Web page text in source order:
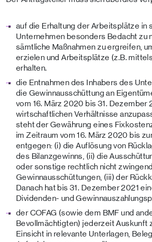
auf die Erhaltung der Arbeitsplätze in
Unternehmen besonders Bedacht zu
sämtliche Maßnahmen zu ergreifen,
erzielen und Arbeitsplätze (z.B.
erhalten.
die Entnahmen des Inhabers des
die Gewinnausschüttung an
vom 16. März 2020 bis 31. Dezember
wirtschaftlichen Verhältnisse
steht der Gewährung eines
im Zeitraum vom 16. März 2020 bis
entgegen: (i) die Auflösung von
des Bilanzgewinns, (ii) die
oder sonstige rechtlich nicht
Gewinnausschüttungen, (iii) der
Danach hat bis 31. Dezember 2021
Dividenden- und
der COFAG (sowie dem BMF und
Bevollmächtigten) jederzeit Auskunft
Einsicht in relevante Unterlagen,